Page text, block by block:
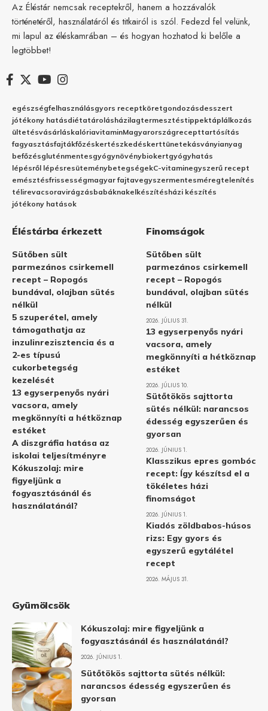
Az Éléstár nemcsak receptekről, hanem a hozzávalók
történetéről, használatáról és titkairól is szól. Fedezd fel velünk,
mi lapul az éléskamrában – és hogyan hozhatod ki belőle a
legtöbbet!
egészségfelhasználásgyors receptköretgondozásdesszert
jótékony hatásdiétatárolásházilagtermesztéstippektáplálkozás
ültetésvásárláskalóriavitaminMagyarországrecepttartósítás
fagyasztásfajtákfőzéskertészkedéskerttünetekásványianyag
befőzésgluténmentesgyógynövénybiokertgyógyhatás
lépésről lépésresüteménybetegségekC-vitaminegyszerű recept
emésztésfrissességmagyar fajtavegyszermentesméregtelenítés
télirevacsoravirágzásbabáknakelkészítésházi készítés
jótékony hatások
Éléstárba érkezett
Sütőben sült
parmezános csirkemell
recept – Ropogós
bundával, olajban sütés
nélkül
5 szuperétel, amely
támogathatja az
inzulinrezisztencia és a
2-es típusú
cukorbetegség
kezelését
13 egyserpenyős nyári
vacsora, amely
megkönnyíti a hétköznap
estéket
A diszgráfia hatása az
iskolai teljesítményre
Kókuszolaj: mire
figyeljünk a
fogyasztásánál és
használatánál?
Finomságok
Sütőben sült
parmezános csirkemell
recept – Ropogós
bundával, olajban sütés
nélkül
2026. JÚLIUS 31.
13 egyserpenyős nyári
vacsora, amely
megkönnyíti a hétköznap
estéket
2026. JÚLIUS 10.
Sütőtökös sajttorta
sütés nélkül: narancsos
édesség egyszerűen és
gyorsan
2026. JÚNIUS 1.
Klasszikus epres gombóc
recept: Így készítsd el a
tökéletes házi
finomságot
2026. JÚNIUS 1.
Kiadós zöldbabos-húsos
rizs: Egy gyors és
egyszerű egytálétel
recept
2026. MÁJUS 31.
Gyümölcsök
Kókuszolaj: mire figyeljünk a
fogyasztásánál és használatánál?
2026. JÚNIUS 1.
Sütőtökös sajttorta sütés nélkül:
narancsos édesség egyszerűen és
gyorsan